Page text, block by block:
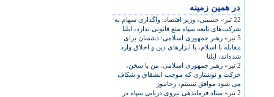
در همين زمينه
22 تیر»
حسينی، وزير اقتصاد: واگذاری سهام به
شرکت‌های تابعه سپاه منع قانونی ندارد، ايلنا
5 تیر»
رهبر جمهوری اسلامی: دشمنان برای
مقابله با اسلام، با ابزارهای دين و اخلاق وارد
شده‌اند، ايلنا
2 تیر»
رهبر جمهوری اسلامی: من با سخن،
حرکت و نوشتاری که موجب انشقاق و شکاف
می شود موافق نيستم، رجانيوز
2 تیر»
ستاد فرماندهی نيروی دريايی سپاه در